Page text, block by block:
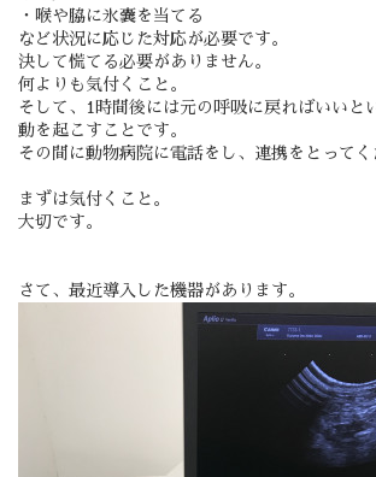
・喉や脇に氷嚢を当てる
など状況に応じた対応が必要です。
決して慌てる必要がありません。
何よりも気付くこと。
そして、1時間後には元の呼吸に戻ればいいと
動を起こすことです。
その間に動物病院に電話をし、連携をとってく
まずは気付くこと。
大切です。
さて、最近導入した機器があります。